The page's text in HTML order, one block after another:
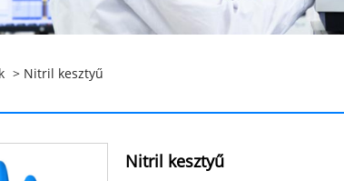
> Nitril kesztyű
Nitril kesztyű